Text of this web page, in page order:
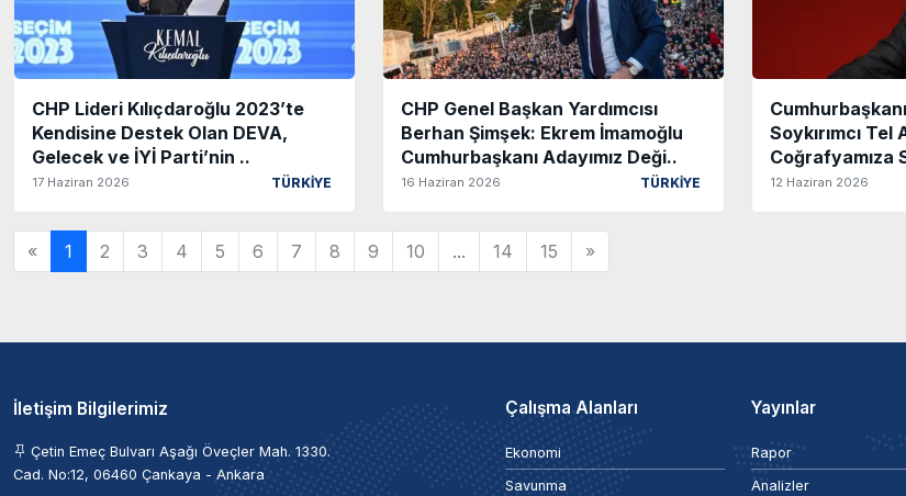
CHP Lideri Kılıçdaroğlu 2023’te
Kendisine Destek Olan DEVA,
Gelecek ve İYİ Parti’nin ..
17 Haziran 2026 TÜRKİYE
CHP Genel Başkan Yardımcısı
Berhan Şimşek: Ekrem İmamoğlu
Cumhurbaşkanı Adayımız Deği..
16 Haziran 2026 TÜRKİYE
Soykırımcı
Coğrafyamıza
12 Haziran 2026
« 1 2 3 4 5 6 7 8 9 10 ... 14 15 »
İletişim Bilgilerimiz
Çetin Emeç Bulvarı Aşağı Öveçler Mah. 1330.
Cad. No:12, 06460 Çankaya - Ankara
Çalışma Alanları
Ekonomi
Savunma
Yayınlar
Rapor
Analizler